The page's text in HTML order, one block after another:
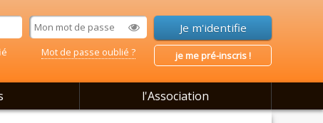
Mot de passe oublié ? je me pré-inscris !
l'Association